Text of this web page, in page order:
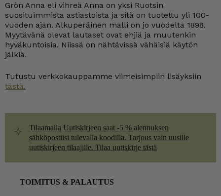
24
cm
Grön Anna eli vihreä Anna on yksi Ruotsin
suosituimmista astiastoista ja sitä on tuotettu yli 100-
vuoden ajan. Alkuperäinen malli on jo vuodelta 1898.
Myytävänä olevat lautaset ovat ehjiä ja muutenkin
hyväkuntoisia. Niissä on nähtävissä vähäisiä käytön
jälkiä.
Tutustu verkkokauppamme viimeisimpiin lisäyksiin
tästä.
Tilaamalla Uutiskirjeen saat -5 % alennuksen
sähköpostiisi tulevalla koodilla. Tarjous vain uusille
uutiskirjeen tilaajille. Tilaa uutiskirje tästä
TOIMITUS & PALAUTUS